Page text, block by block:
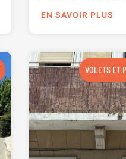
EN SAVOIR PLUS
VOLETS ET